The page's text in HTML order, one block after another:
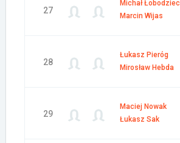
27
Michał Łobodziec
Marcin Wijas
28
Łukasz Pieróg
Mirosław Hebda
29
Maciej Nowak
Łukasz Sak